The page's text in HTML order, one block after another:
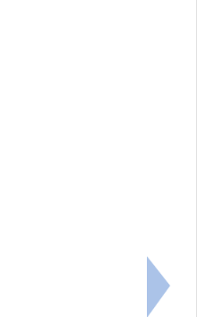
治衛教宣導 下一筆：